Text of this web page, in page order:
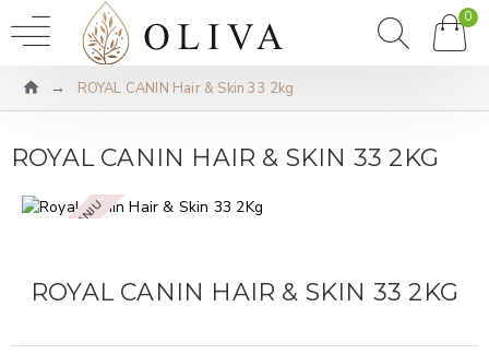
0
ROYAL CANIN Hair & Skin 33 2kg
ROYAL CANIN HAIR & SKIN 33 2KG
NEMA NA STANJU
ROYAL CANIN HAIR & SKIN 33 2KG